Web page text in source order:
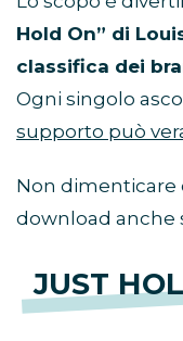
Hold On” di
classifica dei
Ogni singolo
supporto può
Non dimenticare
download anche
JUST